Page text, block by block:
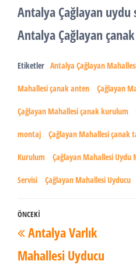
Antalya Çağlayan uydu
Antalya Çağlayan
Etiketler Antalya Çağlayan
Mahallesi çanak anten Çağlayan
Çağlayan Mahallesi çanak kurulum
montaj Çağlayan Mahallesi çanak
Kurulum Çağlayan Mahallesi Uydu
Servisi Çağlayan Mahallesi Uyducu
Yazı
dolaşımı
Önceki
Yazı
ÖNCEKI
Antalya Varlık
Mahallesi Uyducu